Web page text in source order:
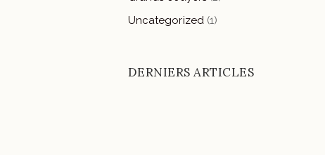
Uncategorized(1)
DERNIERS ARTICLES